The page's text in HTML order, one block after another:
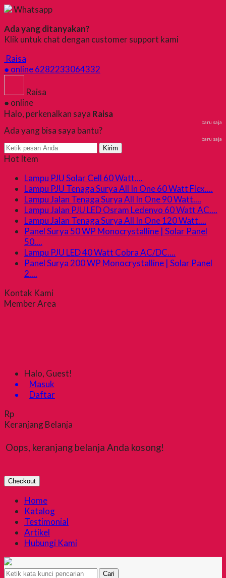
Whatsapp
Ada yang ditanyakan?
Klik untuk chat dengan customer support kami
Raisa
● online6282233064332
Raisa
● online
Halo, perkenalkan saya Raisa
baru saja
Ada yang bisa saya bantu?
baru saja
Kirim
Hot Item
Lampu PJU Solar Cell 60 Watt....
Lampu PJU Tenaga Surya All In One 60 Watt Flex....
Lampu Jalan Tenaga Surya All In One 90 Watt....
Lampu Jalan PJU LED Osram Ledenvo 60 Watt AC....
Lampu Jalan Tenaga Surya All In One 120 Watt....
Panel Surya 50 WP Monocrystalline | Solar Panel
50....
Lampu PJU LED 40 Watt Cobra AC/DC....
Panel Surya 200 WP Monocrystalline | Solar Panel
2....
Kontak Kami
Member Area
Halo, Guest!
Masuk
Daftar
Rp
Keranjang Belanja
Oops, keranjang belanja Anda kosong!
Checkout
Home
Katalog
Testimonial
Artikel
Hubungi Kami
Cari